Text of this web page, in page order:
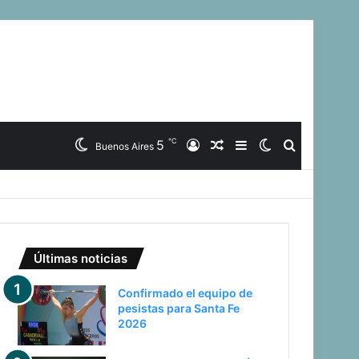
Buscar
Switch
skin
Barra
Lateral
Artículo
Aleatorio
Iniciar
Sesión
Buenos Aires 5 ℃
Últimas noticias
Confirmado el equipo de
pesistas para Santa Fe
2026